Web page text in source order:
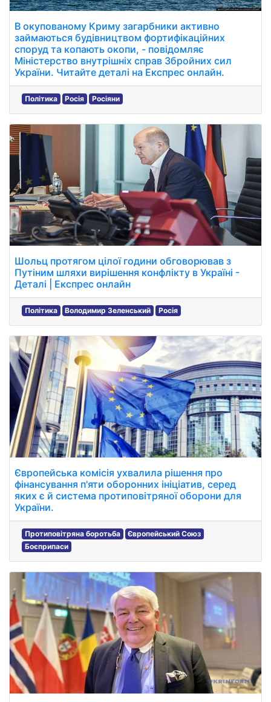
В окупованому Криму загарбники активно
займаються будівництвом фортифікаційних
споруд та копають окопи, - повідомляє
Міністерство внутрішніх справ Збройних сил
України. Читайте деталі на Експрес онлайн.
Політика Росія Росіяни
Шольц протягом цілої години обговорював з
Путіним шляхи вирішення конфлікту в Україні -
Деталі | Експрес онлайн
Політика Володимир Зеленський Росія
Європейська комісія ухвалила рішення про
фінансування п'яти оборонних ініціатив, серед
яких є й система протиповітряної оборони для
України.
Протиповітряна боротьба
Європейський Союз
Боєприпаси